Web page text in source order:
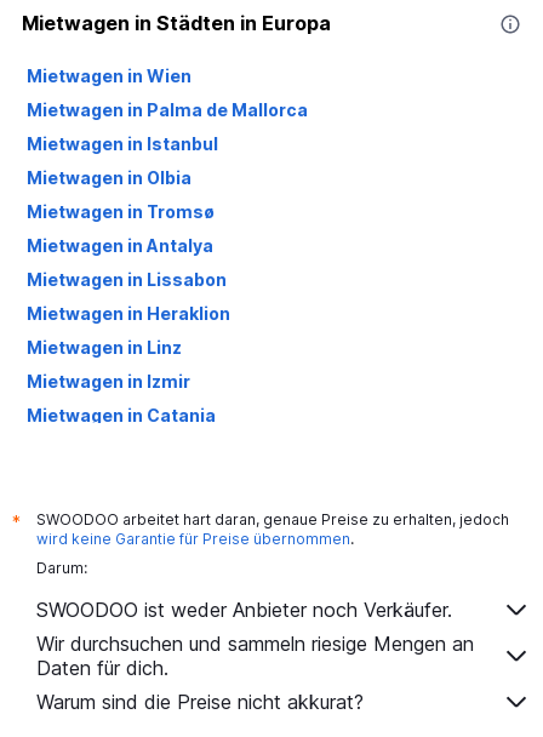
Mietwagen in Städten in Europa
Mietwagen in Wien
Mietwagen in Palma de Mallorca
Mietwagen in Istanbul
Mietwagen in Olbia
Mietwagen in Tromsø
Mietwagen in Antalya
Mietwagen in Lissabon
Mietwagen in Heraklion
Mietwagen in Linz
Mietwagen in Izmir
Mietwagen in Catania
Mietwagen in Lamezia Terme
Mietwagen in Athen
Mietwagen in Salzburg
Mietwagen in Palermo
*
SWOODOO arbeitet hart daran, genaue Preise zu erhalten, jedoch
wird keine Garantie für Preise übernommen.
Darum:
SWOODOO ist weder Anbieter noch Verkäufer.
Wir durchsuchen und sammeln riesige Mengen an
Daten für dich.
Warum sind die Preise nicht akkurat?